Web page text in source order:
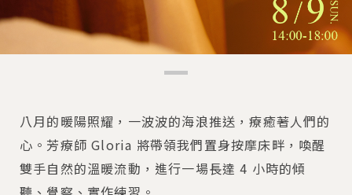
八月的暖陽照耀，一波波的海浪推送，療癒著人們的
心。芳療師 Gloria 將帶領我們置身按摩床畔，喚醒
雙手自然的溫暖流動，進行一場長達 4 小時的傾